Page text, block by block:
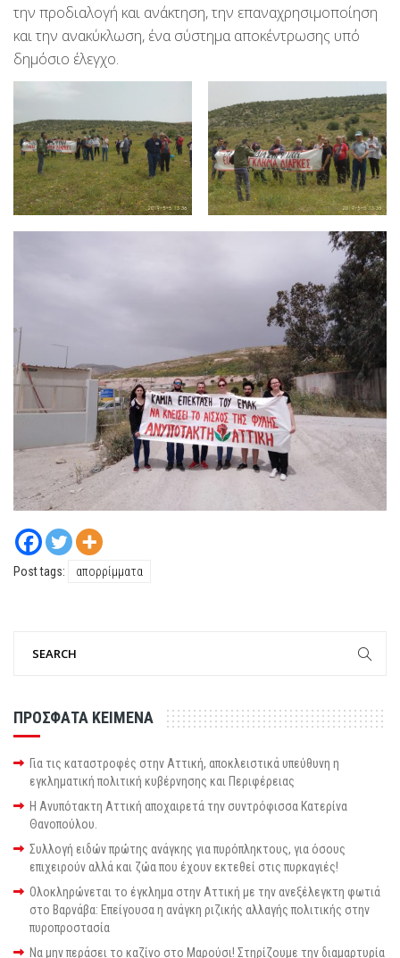
την προδιαλογή και ανάκτηση, την επαναχρησιμοποίηση
και την ανακύκλωση, ένα σύστημα αποκέντρωσης υπό
δημόσιο έλεγχο.
Post tags: απορρίμματα
ΠΡΟΣΦΑΤΑ ΚΕΙΜΕΝΑ
Για τις καταστροφές στην Αττική, αποκλειστικά υπεύθυνη η
εγκληματική πολιτική κυβέρνησης και Περιφέρειας
Η Ανυπότακτη Αττική αποχαιρετά την συντρόφισσα Κατερίνα
Θανοπούλου.
Συλλογή ειδών πρώτης ανάγκης για πυρόπληκτους, για όσους
επιχειρούν αλλά και ζώα που έχουν εκτεθεί στις πυρκαγιές!
Ολοκληρώνεται το έγκλημα στην Αττική με την ανεξέλεγκτη φωτιά
στο Βαρνάβα: Επείγουσα η ανάγκη ριζικής αλλαγής πολιτικής στην
πυροπροστασία
Να μην περάσει το καζίνο στο Μαρούσι! Στηρίζουμε την διαμαρτυρία